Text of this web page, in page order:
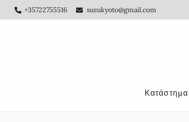
Skip
to
Skip
to
Skip
to
+35722755516 suzukyoto@gmail.com
Κατάστημα